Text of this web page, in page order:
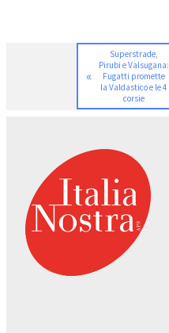
«
Superstrade,
Pirubi e Valsugana:
Fugatti promette
la Valdastico e le 4
corsie